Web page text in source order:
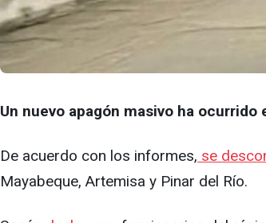
Un nuevo apagón masivo ha
De acuerdo con los informes, se
Mayabeque, Artemisa y Pinar del Río.